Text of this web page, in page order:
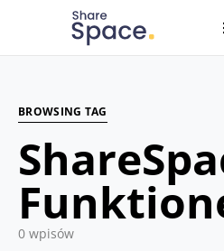
Search for:
When autocomplete results
BROWSING TAG
0 wpisów